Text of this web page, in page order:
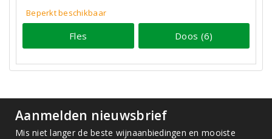
Beperkt beschikbaar
Fles Doos (6)
Aanmelden nieuwsbrief
Mis niet langer de beste wijnaanbiedingen en mooiste